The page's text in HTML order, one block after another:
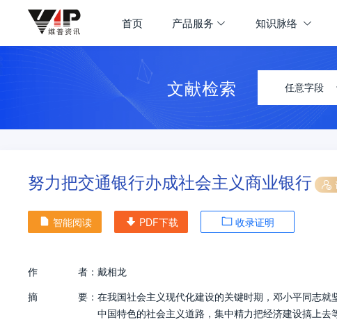
首页 产品服务 知识脉络
文献检索 任意字段
努力把交通银行办成社会主义商业银行
智能阅读 PDF下载 收录证明
作 者： 戴相龙
摘
要： 在我国社会主义现代化建设的关键时期，邓小平同志
中国特色的社会主义道路，集中精力把经济建设搞上